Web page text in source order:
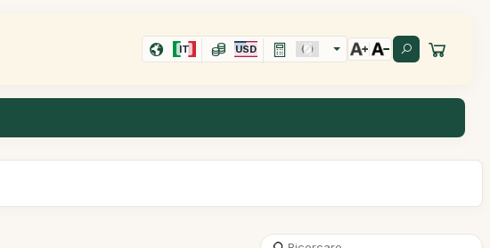
IT USD